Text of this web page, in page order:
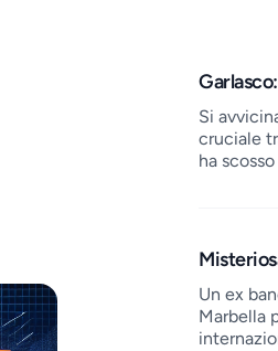
Job
Si
cruciale
ha
Un ex
Marbella